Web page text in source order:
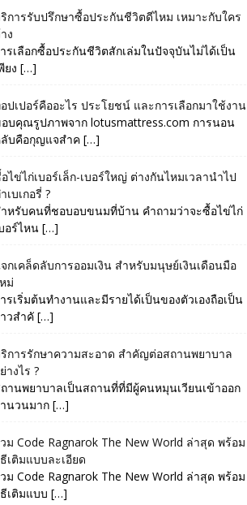
การรับปรึกษาซื้อประกันชีวิตดีไหม เหมาะกับใคร
ง
รเลือกซื้อประกันชีวิตสักเล่มในปัจจุบันไม่ได้เป็น
ยง […]
ปเปอร์คืออะไร ประโยชน์ และการเลือกมาใช้งาน
บคุณรูปภาพจาก lotusmattress.com การนอน
บคือกุญแจสำค […]
ไข่ไก่เบอร์เล็ก-เบอร์ใหญ่ ต่างกันไหมเวลานำไป
เบเกอรี่ ?
หรับคนที่ชอบอบขนมที่บ้าน คำถามว่าจะซื้อไข่ไก่
อร์ไหน […]
กเคล็ดลับการออมเงิน สำหรับมนุษย์เงินเดือนมือ
ม่
รเริ่มต้นทำงานและมีรายได้เป็นของตัวเองถือเป็น
วสำคั […]
การรักษาความสะอาด สำคัญต่อสถานพยาบาล
างไร ?
านพยาบาลเป็นสถานที่ที่มีผู้คนหมุนเวียนเข้าออก
นวนมาก […]
ม Code Ragnarok The New World ล่าสุด พร้อม
เติมแบบละเอียด
ม Code Ragnarok The New World ล่าสุด พร้อม
เติมแบบ […]